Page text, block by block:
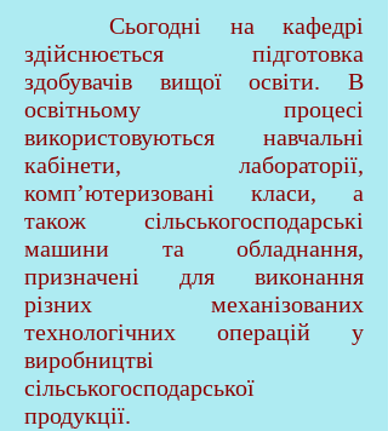
Сьогодні на кафедрі
здійснюється підготовка
здобувачів вищої освіти. В
освітньому процесі
використовуються навчальні
кабінети, лабораторії,
комп’ютеризовані класи, а
також сільськогосподарські
машини та обладнання,
призначені для виконання
різних механізованих
технологічних операцій у
виробництві
сільськогосподарської
продукції.